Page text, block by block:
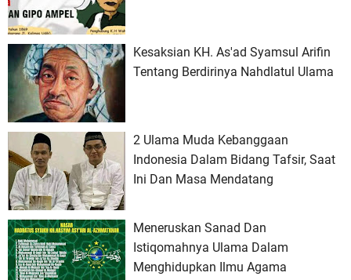
Kesaksian KH. As'ad Syamsul Arifin
Tentang Berdirinya Nahdlatul Ulama
2 Ulama Muda Kebanggaan
Indonesia Dalam Bidang Tafsir, Saat
Ini Dan Masa Mendatang
Meneruskan Sanad Dan
Istiqomahnya Ulama Dalam
Menghidupkan Ilmu Agama